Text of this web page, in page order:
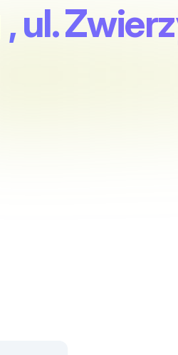
, ul.